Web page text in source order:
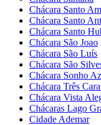
Chácara Santo
Chácara Santo
Chácara Santo
Chácara São Joao
Chácara São Luís
Chácara São
Chácara Sonho
Chácara Três
Chácara Vista
Chácaras Lago
Cidade Ademar